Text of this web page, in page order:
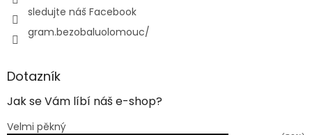
sledujte náš Facebook
gram.bezobaluolomouc/
Dotazník
Jak se Vám líbí náš e-shop?
Velmi pěkný